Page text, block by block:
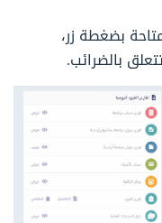
بضغطة زر،
بالضرائب.